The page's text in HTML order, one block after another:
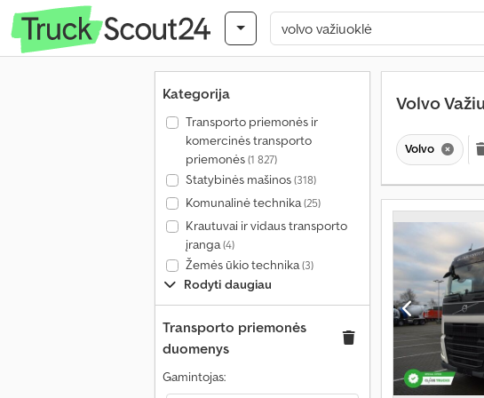
Kategorija
Transporto priemonės ir
komercinės transporto
priemonės(1 827)
Statybinės mašinos(318)
Komunalinė technika(25)
Krautuvai ir vidaus transporto
įranga(4)
Žemės ūkio technika(3)
Rodyti daugiau
Transporto priemonės
duomenys
Gamintojas:
Volvo
Volvo